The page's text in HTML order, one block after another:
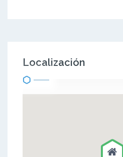
Localización